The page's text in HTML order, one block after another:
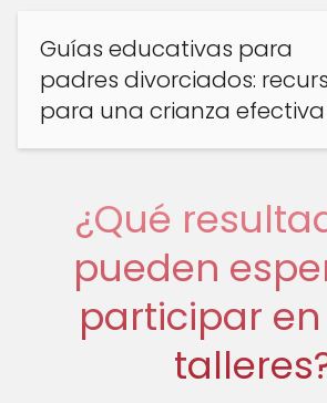
Guías educativas para
padres divorciados:
para una crianza efectiva
¿Qué
pueden
participar